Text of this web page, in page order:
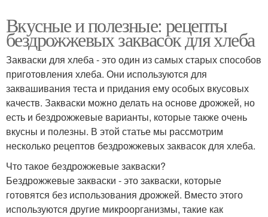
Вкусные и полезные: рецепты
бездрожжевых заквасок для хлеба
Закваски для хлеба - это один из самых старых способов
приготовления хлеба. Они используются для
заквашивания теста и придания ему особых вкусовых
качеств. Закваски можно делать на основе дрожжей, но
есть и бездрожжевые варианты, которые также очень
вкусны и полезны. В этой статье мы рассмотрим
несколько рецептов бездрожжевых заквасок для хлеба.
Что такое бездрожжевые закваски?
Бездрожжевые закваски - это закваски, которые
готовятся без использования дрожжей. Вместо этого
используются другие микроорганизмы, такие как